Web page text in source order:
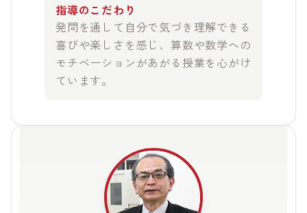
指導のこだわり
発問を通して自分で気づき理解できる
喜びや楽しさを感じ、算数や数学への
モチベーションがあがる授業を心がけ
ています。